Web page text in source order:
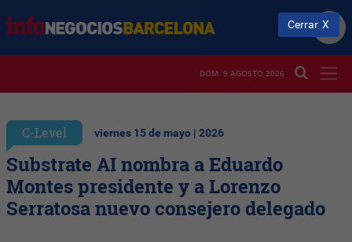
DOM. 9 AGOSTO 2026
C-Level viernes 15 de mayo | 2026
Substrate AI nombra a Eduardo
Montes presidente y a Lorenzo
Serratosa nuevo consejero delegado
Cerrar